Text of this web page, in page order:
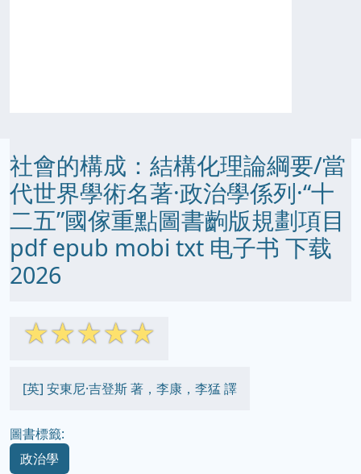
社會的構成：結構化理論綱要/當
代世界學術名著·政治學係列·“十
二五”國傢重點圖書齣版規劃項目
pdf epub mobi txt 电子书 下载
2026
☆☆☆☆☆
[英] 安東尼·吉登斯 著，李康，李猛 譯
圖書標籤:
政治學